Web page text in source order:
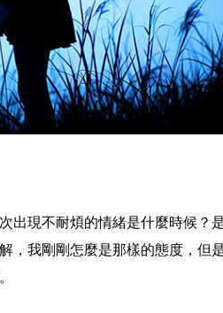
出現不耐煩的情緒是什麼時候？
，我剛剛怎麼是那樣的態度，但